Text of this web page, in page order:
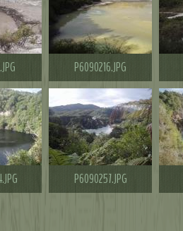
P6090216.JPG
P6090257.JPG